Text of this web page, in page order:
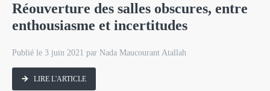
Réouverture des salles obscures, entre
enthousiasme et incertitudes
Publié le 3 juin 2021 par Nada Maucourant Atallah
LIRE L'ARTICLE